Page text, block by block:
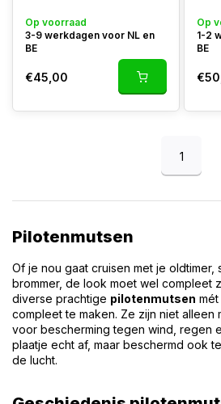
Op voorraad
3-9 werkdagen voor NL en
BE
€45,00
Op
1-2
BE
1
Pilotenmutsen
Of je nou gaat cruisen met je oldtimer,
brommer, de look moet wel compleet
diverse prachtige pilotenmutsen
compleet te maken. Ze zijn niet
voor bescherming tegen wind, regen
plaatje echt af, maar beschermd ook
de lucht.